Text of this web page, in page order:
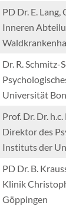
PD Dr. E.
Inneren
Dr. R. Schmitz-
Universität
Prof. Dr. Dr.
Direktor des
Instituts der
PD Dr. B.
Klinik
Göppingen